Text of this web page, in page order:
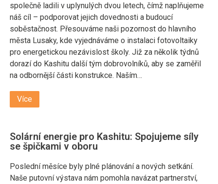
společně ladili v uplynulých dvou letech, čímž naplňujeme
náš cíl – podporovat jejich dovednosti a budoucí
soběstačnost. Přesouváme naši pozornost do hlavního
města Lusaky, kde vyjednáváme o instalaci fotovoltaiky
pro energetickou nezávislost školy. Již za několik týdnů
dorazí do Kashitu další tým dobrovolníků, aby se zaměřil
na odbornější části konstrukce. Naším…
Více
Solární energie pro Kashitu: Spojujeme síly
se špičkami v oboru
Poslední měsíce byly plné plánování a nových setkání.
Naše putovní výstava nám pomohla navázat partnerství,